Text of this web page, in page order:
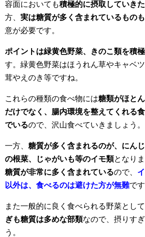
容面においても積極的に摂取していき
方、 実は糖質が多く含まれているもの
意が必要です。
ポイントは緑黄色野菜、きのこ類を積
す。緑黄色野菜はほうれん草やキャベ
茸やえのき等ですね。
これらの種類の食べ物には糖類がほと
だけでなく、腸内環境を整えてくれる
でいるので、沢山食べていきましょう。
一方、 糖質が多く含まれるのが、にん
の根菜、じゃがいも等のイモ類となり
糖質が非常に多く含まれているので、
以外は、食べるのは避けた方が無難です
また一般的に良く食べられる野菜として
ぎも糖質は多めな部類なので、摂りす
う。